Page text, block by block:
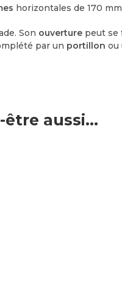
horizontales de 170
Son ouverture peut se
par un portillonou
être aussi…